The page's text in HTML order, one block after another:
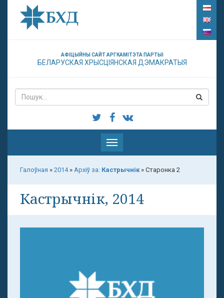
АФІЦЫЙНЫ САЙТ АРГКАМІТЭТА ПАРТЫІ
БЕЛАРУСКАЯ ХРЫСЦІЯНСКАЯ ДЭМАКРАТЫЯ
Паказаць
меню
Галоўная » 2014» Архіў за: Кастрычнік» Старонка 2
Кастрычнік, 2014